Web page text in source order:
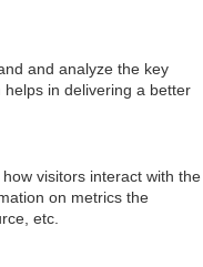
and analyze the key
in delivering a better
visitors interact with the
on metrics the
etc.